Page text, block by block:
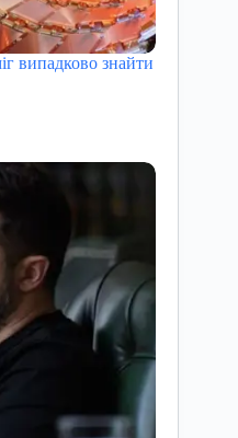
випадково знайти